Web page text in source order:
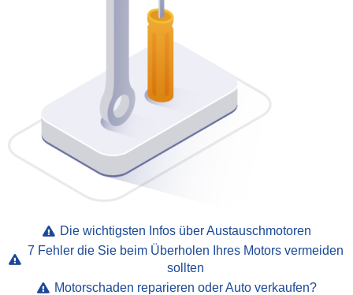
Die wichtigsten Infos über Austauschmotoren
7 Fehler die Sie beim Überholen Ihres Motors vermeiden
sollten
Motorschaden reparieren oder Auto verkaufen?